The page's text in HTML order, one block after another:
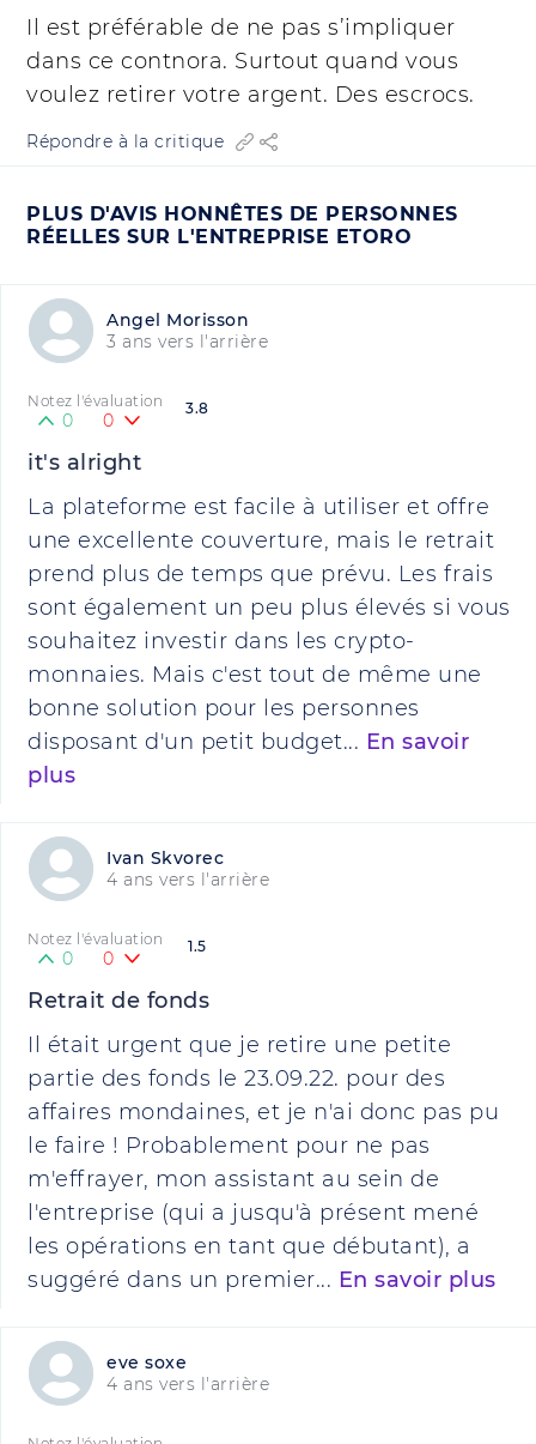
Il est préférable de ne pas s’impliquer
dans ce contnora. Surtout quand vous
voulez retirer votre argent. Des escrocs.
Répondre à la critique
PLUS D'AVIS HONNÊTES DE PERSONNES
RÉELLES SUR L'ENTREPRISE ETORO
Angel Morisson
3 ans vers l'arrière
3.8
Notez l'évaluation
0 0
it's alright
La plateforme est facile à utiliser et offre
une excellente couverture, mais le retrait
prend plus de temps que prévu. Les frais
sont également un peu plus élevés si vous
souhaitez investir dans les crypto-
monnaies. Mais c'est tout de même une
bonne solution pour les personnes
disposant d'un petit budget... En savoir
plus
Ivan Skvorec
4 ans vers l'arrière
1.5
Notez l'évaluation
0 0
Retrait de fonds
Il était urgent que je retire une petite
partie des fonds le 23.09.22. pour des
affaires mondaines, et je n'ai donc pas pu
le faire ! Probablement pour ne pas
m'effrayer, mon assistant au sein de
l'entreprise (qui a jusqu'à présent mené
les opérations en tant que débutant), a
suggéré dans un premier... En savoir plus
eve soxe
4 ans vers l'arrière